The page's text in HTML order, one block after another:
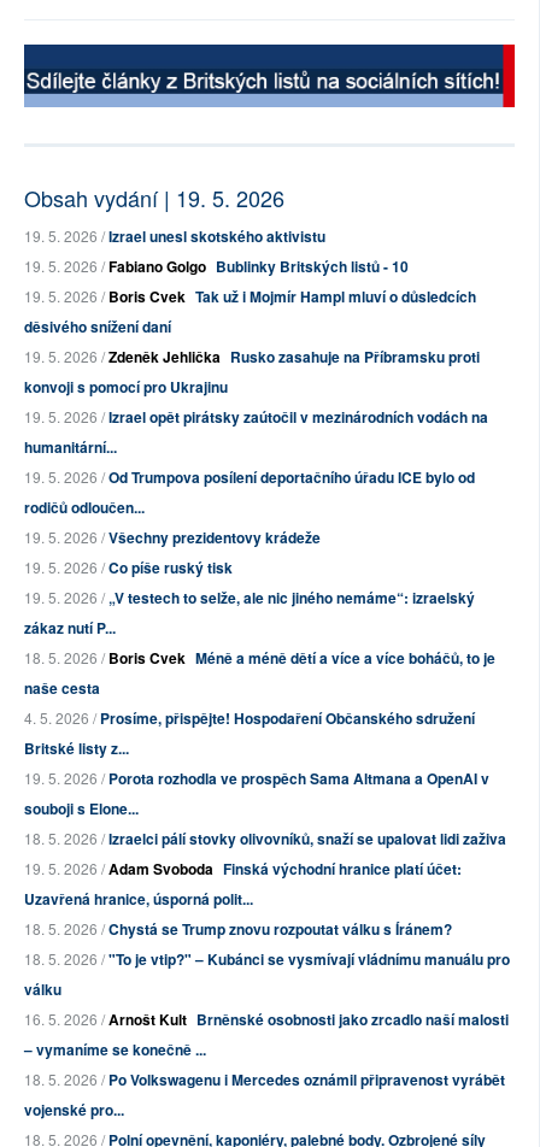
Obsah vydání | 19. 5. 2026
19. 5. 2026 /Izrael unesl skotského aktivistu
19. 5. 2026 /Fabiano Golgo Bublinky Britských listů - 10
19. 5. 2026 /Boris Cvek Tak už i Mojmír Hampl mluví o důsledcích
děsivého snížení daní
19. 5. 2026 /Zdeněk Jehlička Rusko zasahuje na Příbramsku proti
konvoji s pomocí pro Ukrajinu
19. 5. 2026 /Izrael opět pirátsky zaútočil v mezinárodních vodách na
humanitární...
19. 5. 2026 /Od Trumpova posílení deportačního úřadu ICE bylo od
rodičů odloučen...
19. 5. 2026 /Všechny prezidentovy krádeže
19. 5. 2026 /Co píše ruský tisk
19. 5. 2026 /„V testech to selže, ale nic jiného nemáme“: izraelský
zákaz nutí P...
18. 5. 2026 /Boris Cvek Méně a méně dětí a více a více boháčů, to je
naše cesta
4. 5. 2026 /Prosíme, přispějte! Hospodaření Občanského sdružení
Britské listy z...
19. 5. 2026 /Porota rozhodla ve prospěch Sama Altmana a OpenAI v
souboji s Elone...
18. 5. 2026 /Izraelci pálí stovky olivovníků, snaží se upalovat lidi zaživa
19. 5. 2026 /Adam Svoboda Finská východní hranice platí účet:
Uzavřená hranice, úsporná polit...
18. 5. 2026 /Chystá se Trump znovu rozpoutat válku s Íránem?
18. 5. 2026 /"To je vtip?" – Kubánci se vysmívají vládnímu manuálu pro
válku
16. 5. 2026 /Arnošt Kult Brněnské osobnosti jako zrcadlo naší malosti
– vymaníme se konečně ...
18. 5. 2026 /Po Volkswagenu i Mercedes oznámil připravenost vyrábět
vojenské pro...
18. 5. 2026 /Polní opevnění, kaponiéry, palebné body. Ozbrojené síly